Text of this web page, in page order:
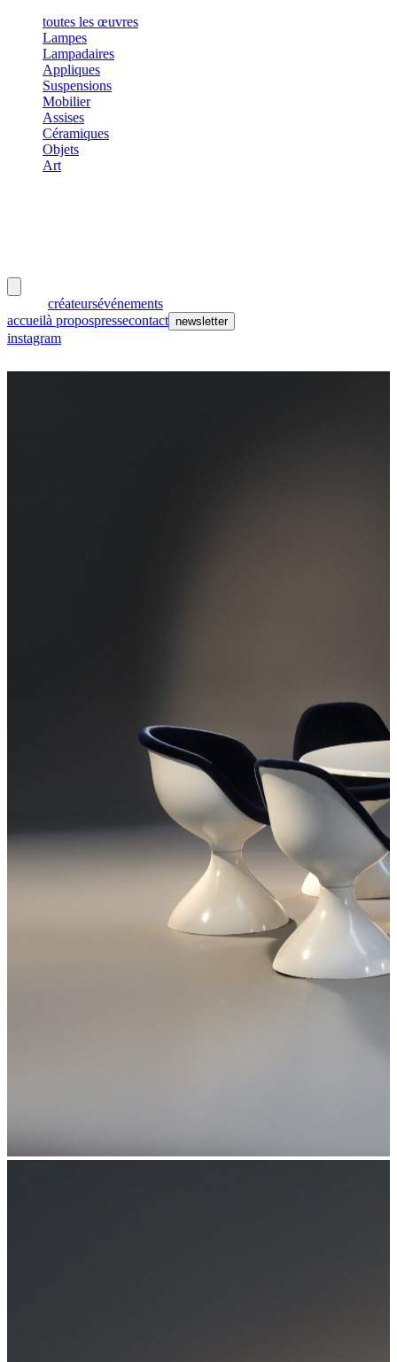
toutes les œuvres
Lampes
Lampadaires
Appliques
Suspensions
Mobilier
Assises
Céramiques
Objets
Art
créateursévénements
accueilà propospressecontact newsletter
instagram